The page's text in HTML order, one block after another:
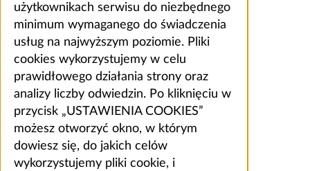
użytkownikach serwisu do niezbędnego
minimum wymaganego do świadczenia
usług na najwyższym poziomie. Pliki
cookies wykorzystujemy w celu
prawidłowego działania strony oraz
analizy liczby odwiedzin. Po kliknięciu w
przycisk „USTAWIENIA COOKIES”
możesz otworzyć okno, w którym
dowiesz się, do jakich celów
wykorzystujemy pliki cookie, i